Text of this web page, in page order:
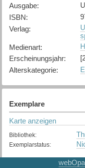
Ausgabe:
ISBN:
Verlag:
Medienart:
Erscheinungsjahr:
Alterskategorie:
Exemplare
Karte anzeigen
Bibliothek:
Exemplarstatus: